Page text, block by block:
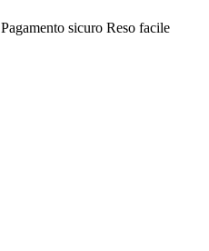
Pagamento sicuro Reso facile